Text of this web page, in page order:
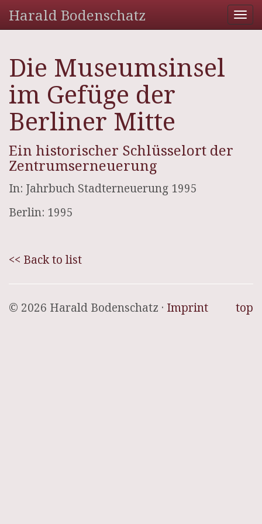
Harald Bodenschatz
Die Museumsinsel
im Gefüge der
Berliner Mitte
Ein historischer Schlüsselort der
Zentrumserneuerung
In: Jahrbuch Stadterneuerung 1995
Berlin: 1995
<< Back to list
top
© 2026 Harald Bodenschatz · Imprint